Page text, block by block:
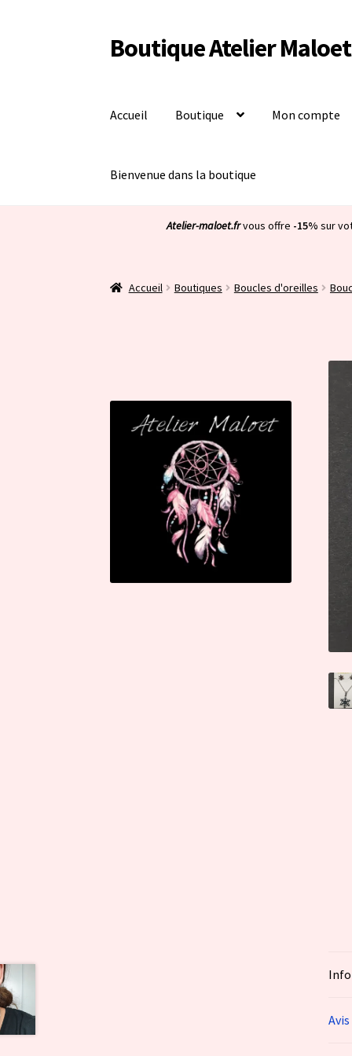
Aller
à
Aller
au
Boutique Atelier Maloet
Accueil Boutique Mon compte
Bienvenue dans la boutique
Atelier-maloet.frvous offre -15% sur
Accueil Boutiques Boucles d'oreilles